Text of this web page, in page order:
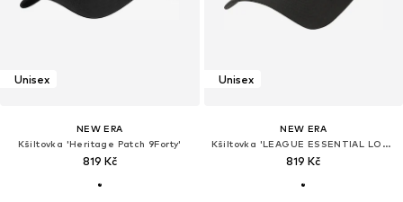
Unisex
NEW ERA
Kšiltovka 'Heritage Patch 9Forty'
819 Kč
Unisex
NEW ERA
Kšiltovka 'LEAGUE ESSENTIAL LOSDOD'
819 Kč